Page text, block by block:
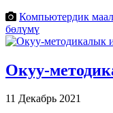
Компьютердик
бөлүмү
Окуу-
11 Декабрь 2021